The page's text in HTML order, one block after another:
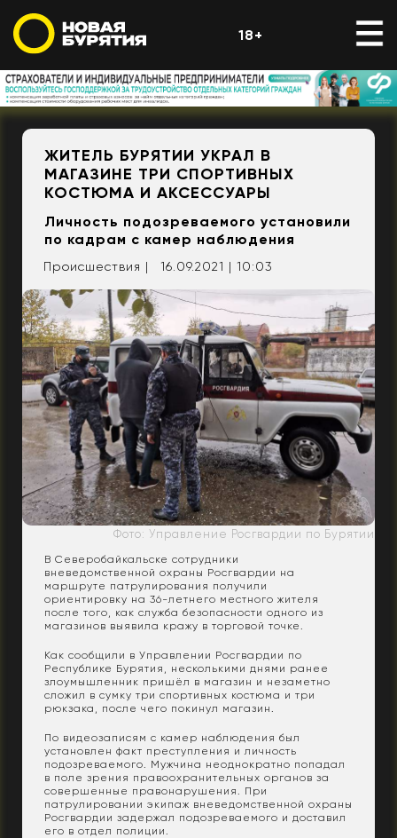
18+
ЖИТЕЛЬ БУРЯТИИ УКРАЛ В
МАГАЗИНЕ ТРИ СПОРТИВНЫХ
КОСТЮМА И АКСЕССУАРЫ
Личность подозреваемого установили
по кадрам с камер наблюдения
Происшествия | 16.09.2021 | 10:03
Фото: Управление Росгвардии по Бурятии
В Северобайкальске сотрудники
вневедомственной охраны Росгвардии на
маршруте патрулирования получили
ориентировку на 36-летнего местного жителя
после того, как служба безопасности одного из
магазинов выявила кражу в торговой точке.
Как сообщили в Управлении Росгвардии по
Республике Бурятия, несколькими днями ранее
злоумышленник пришёл в магазин и незаметно
сложил в сумку три спортивных костюма и три
рюкзака, после чего покинул магазин.
По видеозаписям с камер наблюдения был
установлен факт преступления и личность
подозреваемого. Мужчина неоднократно попадал
в поле зрения правоохранительных органов за
совершенные правонарушения. При
патрулировании экипаж вневедомственной охраны
Росгвардии задержал подозреваемого и доставил
его в отдел полиции.